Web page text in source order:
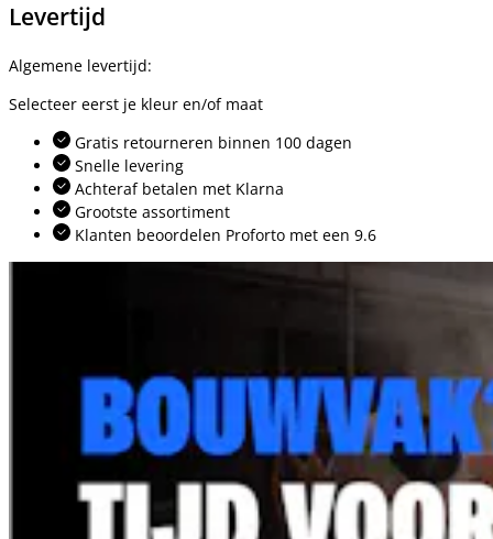
Levertijd
Algemene levertijd:
Selecteer eerst je kleur en/of maat
Gratis retourneren binnen 100 dagen
Snelle levering
Achteraf betalen met Klarna
Grootste assortiment
Klanten beoordelen Proforto met een 9.6